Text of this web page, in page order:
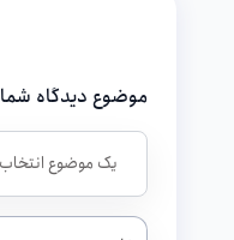
موضوع دیدگاه شما